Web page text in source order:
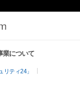
業について
ティ24」